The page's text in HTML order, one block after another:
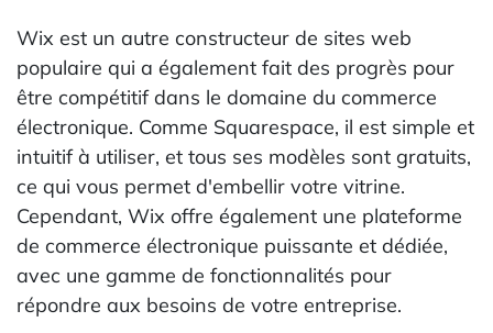
Wix est un autre constructeur de sites web
populaire qui a également fait des progrès pour
être compétitif dans le domaine du commerce
électronique. Comme Squarespace, il est simple et
intuitif à utiliser, et tous ses modèles sont gratuits,
ce qui vous permet d'embellir votre vitrine.
Cependant, Wix offre également une plateforme
de commerce électronique puissante et dédiée,
avec une gamme de fonctionnalités pour
répondre aux besoins de votre entreprise.